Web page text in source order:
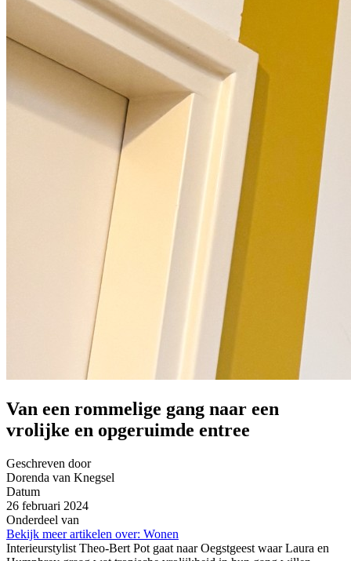
Van een rommelige gang naar een
vrolijke en opgeruimde entree
Geschreven door
Dorenda van Knegsel
Datum
26 februari 2024
Onderdeel van
Bekijk meer artikelen over: Wonen
Interieurstylist Theo-Bert Pot gaat naar Oegstgeest waar Laura en